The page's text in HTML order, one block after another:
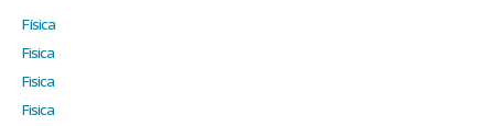
Física
Fisica
Fisica
Fisica